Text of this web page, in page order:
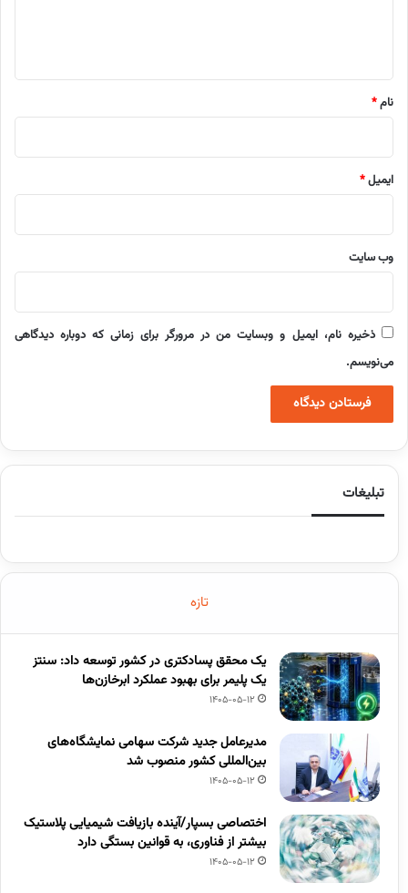
نام*
ایمیل*
وب‌ سایت
ذخیره نام، ایمیل و وبسایت من در مرورگر برای زمانی که دوباره دیدگاهی
می‌نویسم.
تبلیغات
تازه
یک محقق پسادکتری در کشور توسعه داد: سنتز
یک پلیمر برای بهبود عملکرد ابرخازن‌ها
1405-05-12
مدیرعامل جدید شرکت سهامی نمایشگاه‌های
بین‌المللی کشور منصوب شد
1405-05-12
اختصاصی بسپار/آینده بازیافت شیمیایی پلاستیک
بیشتر از فناوری، به قوانین بستگی دارد
1405-05-12